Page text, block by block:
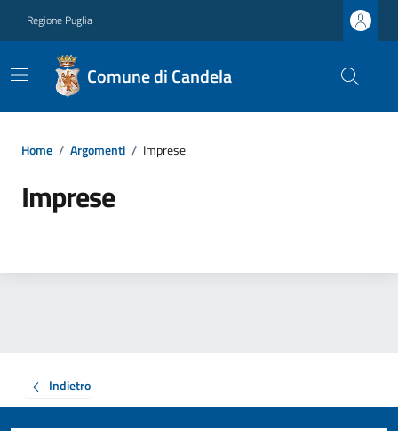
Regione Puglia
Comune di Candela
Home / Argomenti / Imprese
Imprese
Indietro